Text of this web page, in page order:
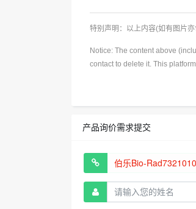
特别声明：以上内容(如有图片
Notice: The content above
contact to delete it. This
产品询价需求提交